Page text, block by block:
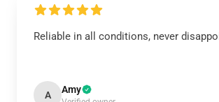
Reliable in all conditions, never
A Amy